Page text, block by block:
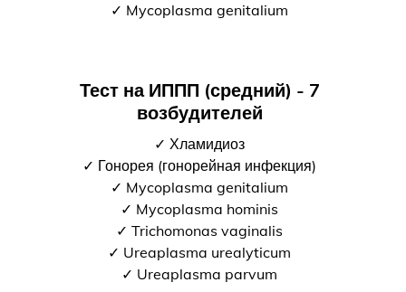
✓ Mycoplasma genitalium
Тест на ИППП (средний) - 7
возбудителей
✓ Хламидиоз
✓ Гонорея (гонорейная инфекция)
✓ Mycoplasma genitalium
✓ Mycoplasma hominis
✓ Trichomonas vaginalis
✓ Ureaplasma urealyticum
✓ Ureaplasma parvum